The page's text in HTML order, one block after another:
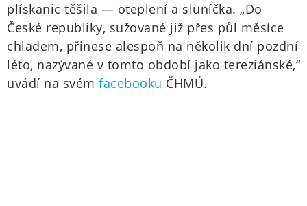
plískanic těšila — oteplení a sluníčka. „Do
České republiky, sužované již přes půl měsíce
chladem, přinese alespoň na několik dní pozdní
léto, nazývané v tomto období jako tereziánské,“
uvádí na svém facebooku ČHMÚ.